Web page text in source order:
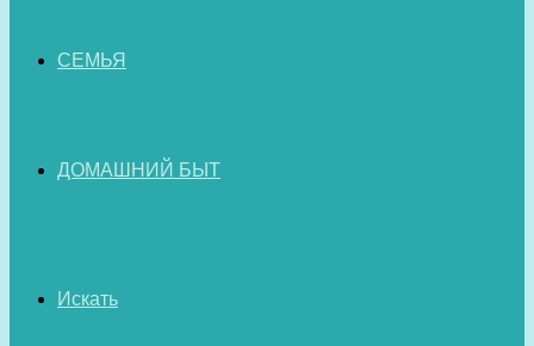
СЕМЬЯ
ДОМАШНИЙ БЫТ
Искать